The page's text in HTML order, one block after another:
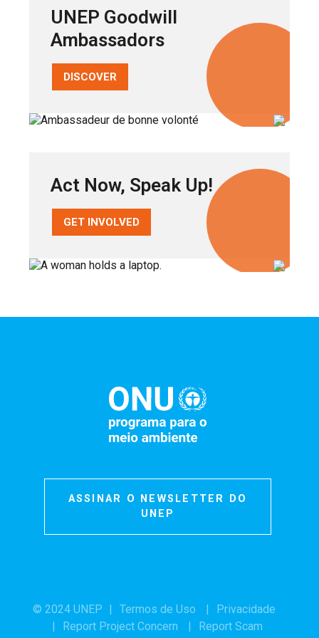
UNEP Goodwill
Ambassadors
DISCOVER
Act Now, Speak Up!
GET INVOLVED
ASSINAR O NEWSLETTER DO
UNEP
© 2024 UNEP Termos de Uso
Privacidade
Report Project Concern
Report Scam